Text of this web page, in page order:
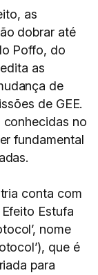
as
dobrar até
Poffo, do
as
de
de GEE.
conhecidas no
fundamental
conta com
Estufa
nome
que é
para